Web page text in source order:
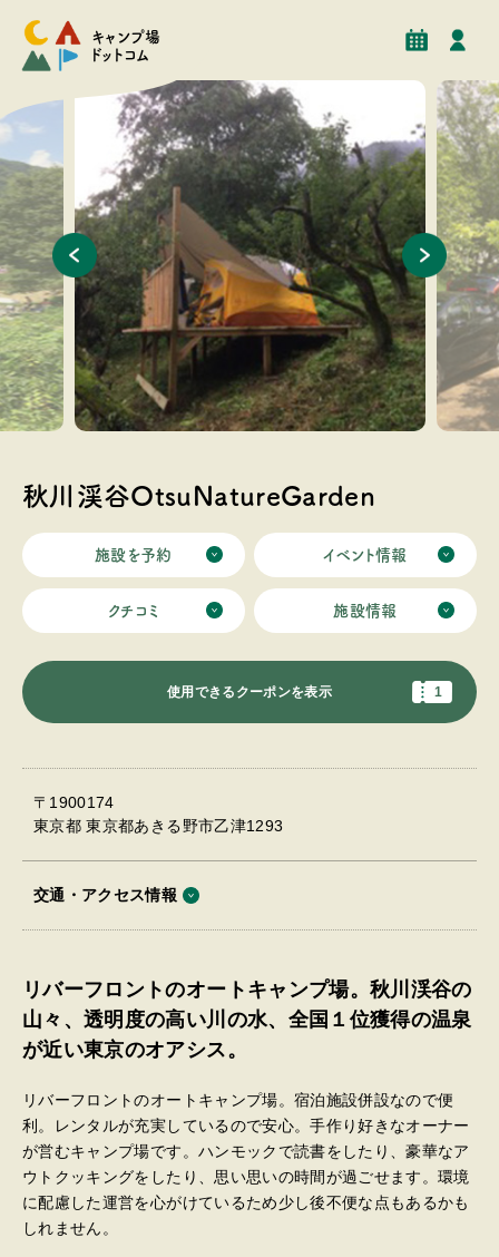
キャンプ場
ドットコム
予約 施設情報
秋川渓谷OtsuNatureGarden
施設を予約 イベント情報
クチコミ 施設情報
使用できるクーポンを表示 1
〒1900174
東京都 東京都あきる野市乙津1293
交通・アクセス情報
リバーフロントのオートキャンプ場。秋川渓谷の
山々、透明度の高い川の水、全国１位獲得の温泉
が近い東京のオアシス。
リバーフロントのオートキャンプ場。宿泊施設併設なので便
利。レンタルが充実しているので安心。手作り好きなオーナー
が営むキャンプ場です。ハンモックで読書をしたり、豪華なア
ウトクッキングをしたり、思い思いの時間が過ごせます。環境
に配慮した運営を心がけているため少し後不便な点もあるかも
しれません。